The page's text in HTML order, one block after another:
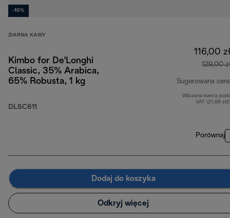
-10%
ZIARNA KAWY
Kimbo for De'Longhi
Classic, 35% Arabica,
65% Robusta, 1 kg
DLSC611
116,00
129,00
Sugerowana
Wliczona kwota
VAT (21,69
Porównaj
Dodaj do koszyka
Odkryj więcej